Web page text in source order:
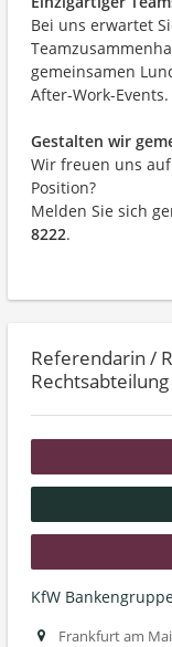
Referendarin /
Rechtsabteilung
KfW
Frankfurt am
Bei uns erwartet
gemeinsamen
After-Work-Events.
Gestalten wir
Wir freuen uns
Position?
Melden Sie sich
8222.